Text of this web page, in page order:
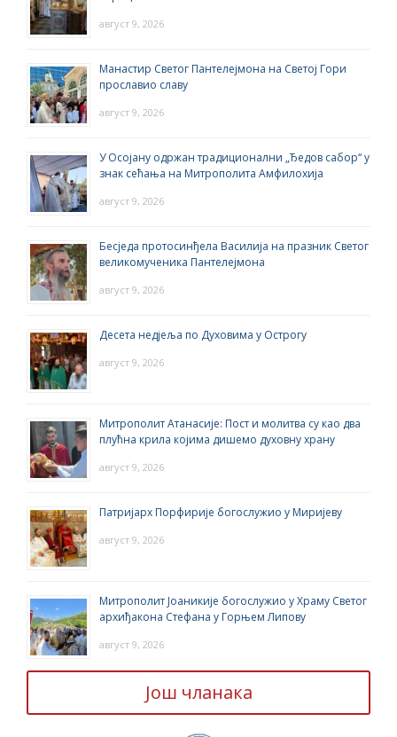
август 9, 2026
Манастир Светог Пантелејмона на Светој Гори
прославио славу
август 9, 2026
У Осојану одржан традиционални „Ђедов сабор“ у
знак сећања на Митрополита Амфилохија
август 9, 2026
Бесједа протосинђела Василија на празник Светог
великомученика Пантелејмона
август 9, 2026
Десета недјеља по Духовима у Острогу
август 9, 2026
Митрополит Атанасије: Пост и молитва су као два
плућна крила којима дишемо духовну храну
август 9, 2026
Патријарх Порфирије богослужио у Миријеву
август 9, 2026
Митрополит Јоаникије богослужио у Храму Светог
архиђакона Стефана у Горњем Липову
август 9, 2026
Још чланака